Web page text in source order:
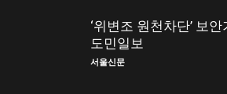
‘위변조 원천차단’ 보
도민일보
서울신문